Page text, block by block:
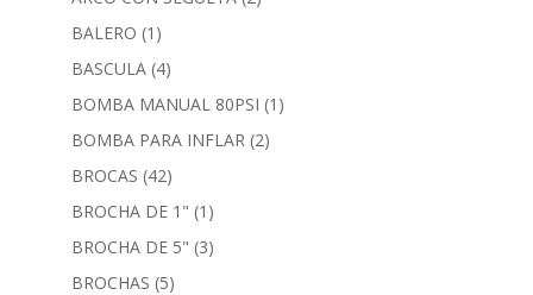
BALERO (1)
BASCULA (4)
BOMBA MANUAL 80PSI (1)
BOMBA PARA INFLAR (2)
BROCAS (42)
BROCHA DE 1" (1)
BROCHA DE 5" (3)
BROCHAS (5)